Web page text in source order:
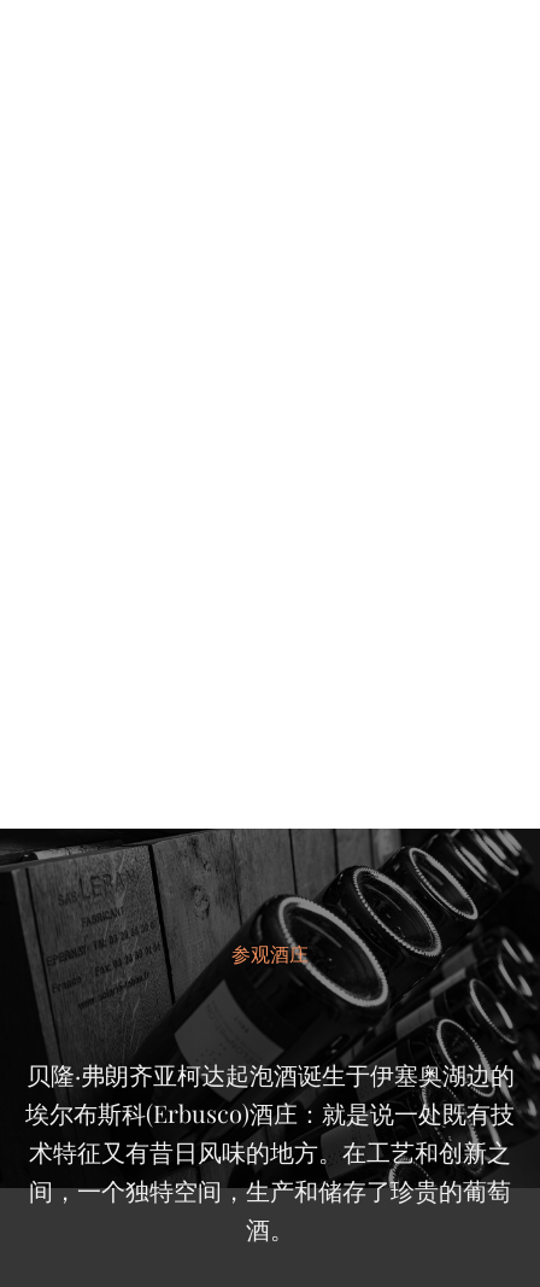
参观酒庄
贝隆·弗朗齐亚柯达起泡酒诞生于伊塞奥湖边的
埃尔布斯科(Erbusco)酒庄：就是说一处既有技
术特征又有昔日风味的地方。在工艺和创新之
间，一个独特空间，生产和储存了珍贵的葡萄
酒。